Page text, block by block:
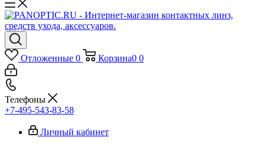
Отложенные 0 Корзина0 0
Телефоны
+7-495-543-83-58
Личный кабинет